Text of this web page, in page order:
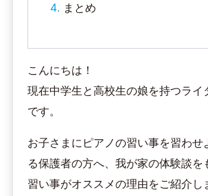
まとめ
こんにちは！
現在中学生と高校生の娘を持つライ
です。
お子さまにピアノの習い事を習わせ
る保護者の方へ、我が家の体験談を
習い事がオススメの理由をご紹介し